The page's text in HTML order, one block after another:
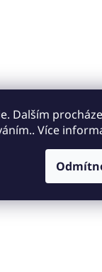
Dalším
Více
zásilky během